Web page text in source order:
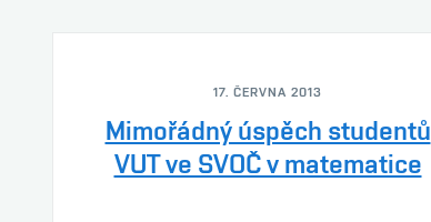
17. ČERVNA 2013
Mimořádný úspěch studentů
VUT ve SVOČ v matematice